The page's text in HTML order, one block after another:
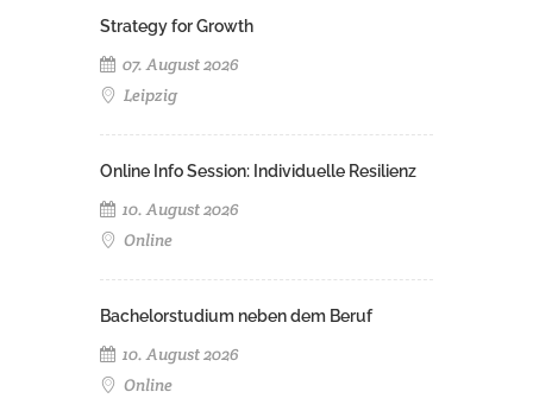
Strategy for Growth
07. August 2026
Leipzig
Online Info Session: Individuelle Resilienz
10. August 2026
Online
Bachelorstudium neben dem Beruf
10. August 2026
Online